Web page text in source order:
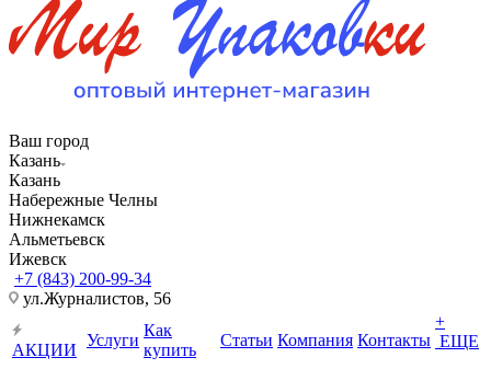
Ваш город
Казань
Казань
Набережные Челны
Нижнекамск
Альметьевск
Ижевск
+7 (843) 200-99-34
ул.Журналистов, 56
АКЦИИ
Услуги
Как
купить
Статьи Компания Контакты
+
ЕЩЕ